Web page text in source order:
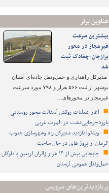
عناوین برتر
بیشترین سرعت
غیرمجاز در محور
برازجان-چغادک ثبت
شد
مدیرکل راهداری و حمل‌ونقل جاده‌ای استان
بوشهر از ثبت ۵۶۶ هزار و ۷۹۸ مورد سرعت
غیرمجاز در محورهای…
آغاز عملیات روکش آسفالت محور روستایی
یارود–رجایی‌دشت در الموت غربی
ویدئو|بازدید مدیرکل راه وشهرسازی جنوب
کرمان از پروژ های در حال ساخت
جابجایی بیش از ۱۴ هزار زائران اربعین با ناوگان
حمل‌ونقل عمومی لرستان
پربازدیدترین‌های سرویس